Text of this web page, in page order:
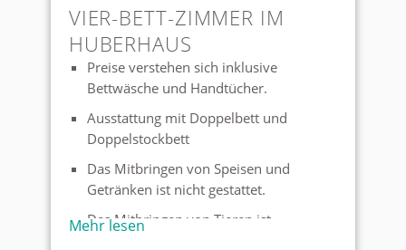
VIER-BETT-ZIMMER IM
HUBERHAUS
Preise verstehen sich inklusive
Bettwäsche und Handtücher.
Ausstattung mit Doppelbett und
Doppelstockbett
Das Mitbringen von Speisen und
Getränken ist nicht gestattet.
Das Mitbringen von Tieren ist
Mehr lesen